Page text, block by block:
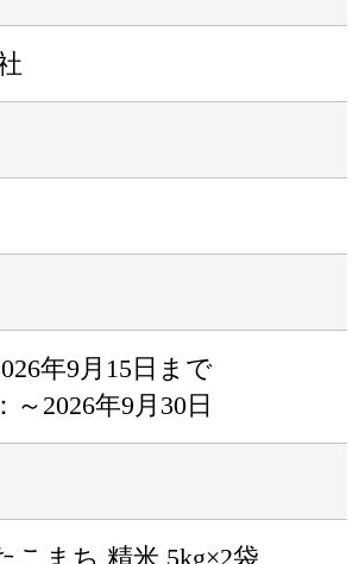
年9月15日まで
～2026年9月30日
こまち 精米 5kg×2袋